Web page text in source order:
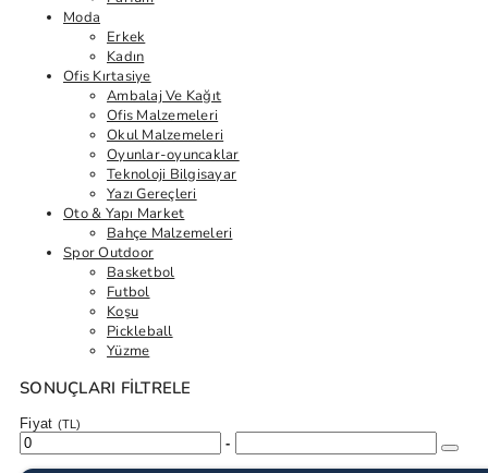
Moda
Erkek
Kadın
Ofis Kırtasiye
Ambalaj Ve Kağıt
Ofis Malzemeleri
Okul Malzemeleri
Oyunlar-oyuncaklar
Teknoloji Bilgisayar
Yazı Gereçleri
Oto & Yapı Market
Bahçe Malzemeleri
Spor Outdoor
Basketbol
Futbol
Koşu
Pickleball
Yüzme
SONUÇLARI FILTRELE
Fiyat (TL)
-